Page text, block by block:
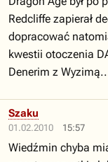
Redcliffe zapierał
dopracować
kwestii otoczenia
Denerim z
01.02.2010 15:57
Szaku
Wiedźmin chyba